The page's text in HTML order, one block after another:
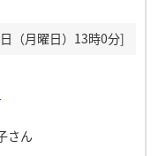
（月曜日）13時0分]
さん